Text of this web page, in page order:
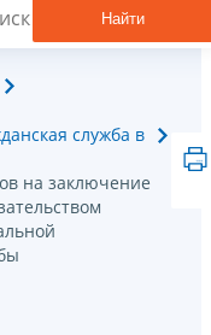
Найти
служба в
на заключение